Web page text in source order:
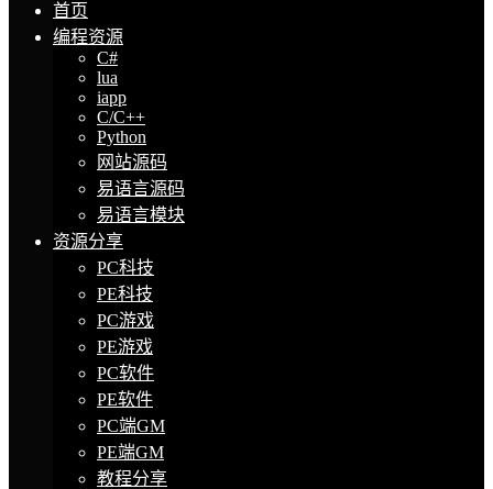
首页
编程资源
C#
lua
iapp
C/C++
Python
网站源码
易语言源码
易语言模块
资源分享
PC科技
PE科技
PC游戏
PE游戏
PC软件
PE软件
PC端GM
PE端GM
教程分享